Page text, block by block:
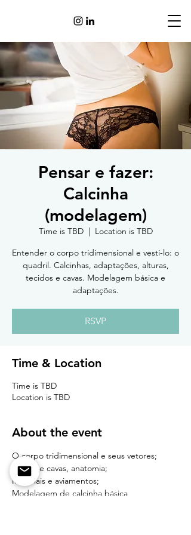
Pensar e fazer:
Calcinha
(modelagem)
Time is TBD
  |
Location is TBD
Entender o corpo tridimensional e vesti-lo: o
quadril. Calcinhas, adaptações, alturas,
tecidos e cavas. Modelagem básica e
adaptações.
RSVP
Time & Location
Time is TBD
Location is TBD
About the event
O corpo tridimensional e seus vetores;
Curvas e cavas, anatomia;
Materiais e aviamentos;
Modelagem de calcinha básica